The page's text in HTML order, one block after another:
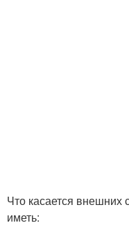
Что касается внешних
иметь: